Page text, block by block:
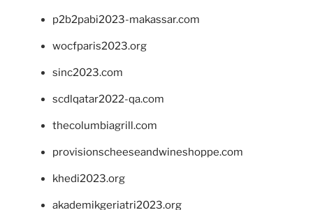
p2b2pabi2023-makassar.com
wocfparis2023.org
sinc2023.com
scdlqatar2022-qa.com
thecolumbiagrill.com
provisionscheeseandwineshoppe.com
khedi2023.org
akademikgeriatri2023.org